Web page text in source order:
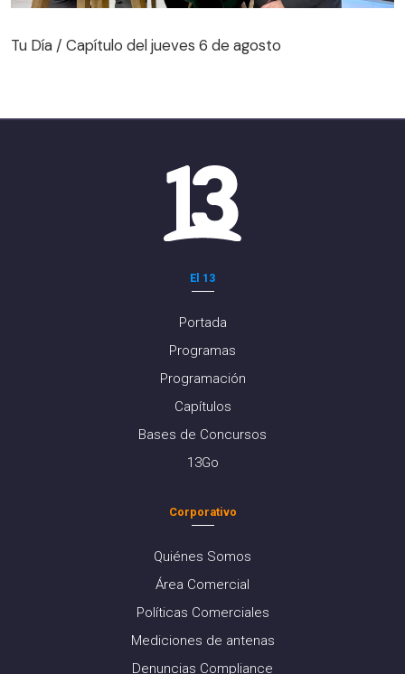
Tu Día / Capítulo del jueves 6 de agosto
El 13
Portada
Programas
Programación
Capítulos
Bases de Concursos
13Go
Corporativo
Quiénes Somos
Área Comercial
Políticas Comerciales
Mediciones de antenas
Denuncias Compliance